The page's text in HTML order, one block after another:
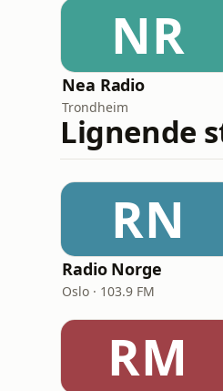
NR
Nea Radio
Trondheim
Lignende
RN
Radio Norge
Oslo · 103.9 FM
RM